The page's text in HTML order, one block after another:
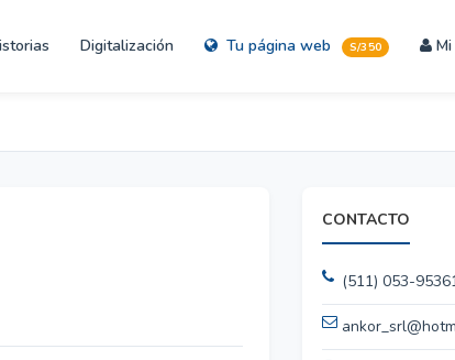
Digitalización Tu página web S/350
CONTACTO
(511) 053-